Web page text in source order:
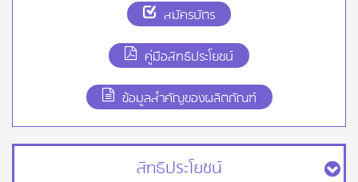
สมัครบัตร
คู่มือสิทธิประโยชน์
ข้อมูลสำคัญของผลิตภัณฑ์
สิทธิประโยชน์